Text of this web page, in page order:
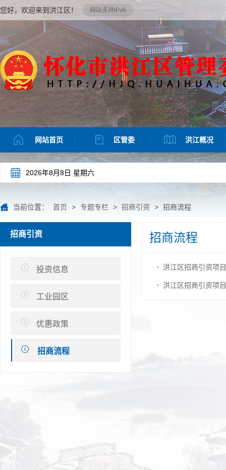
您好，欢迎来到洪江区！ 网站支持IPv6
网站首页 区管委 洪江概况
2026年8月8日 星期六
当前位置： 首页 > 专题专栏 > 招商引资 > 招商流程
招商引资
投资信息
工业园区
优惠政策
招商流程
招商流程
洪江区招商引资项
洪江区招商引资项